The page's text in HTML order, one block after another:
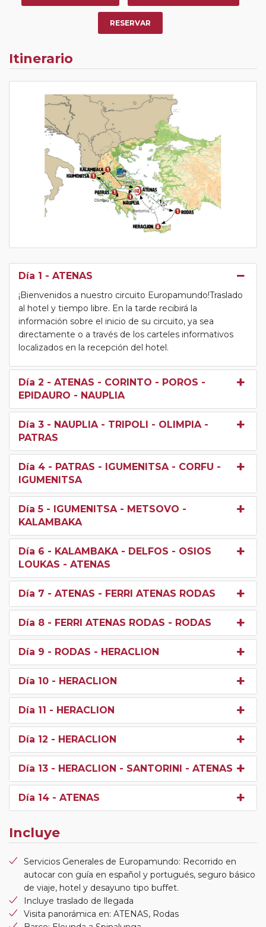
RESERVAR
Itinerario
Día 1 - ATENAS
¡Bienvenidos a nuestro circuito Europamundo!Traslado
al hotel y tiempo libre. En la tarde recibirá la
información sobre el inicio de su circuito, ya sea
directamente o a través de los carteles informativos
localizados en la recepción del hotel.
Día 2 - ATENAS - CORINTO - POROS -
EPIDAURO - NAUPLIA
Día 3 - NAUPLIA - TRIPOLI - OLIMPIA -
PATRAS
Día 4 - PATRAS - IGUMENITSA - CORFU -
IGUMENITSA
Día 5 - IGUMENITSA - METSOVO -
KALAMBAKA
Día 6 - KALAMBAKA - DELFOS - OSIOS
LOUKAS - ATENAS
Día 7 - ATENAS - FERRI ATENAS RODAS
Día 8 - FERRI ATENAS RODAS - RODAS
Día 9 - RODAS - HERACLION
Día 10 - HERACLION
Día 11 - HERACLION
Día 12 - HERACLION
Día 13 - HERACLION - SANTORINI - ATENAS
Día 14 - ATENAS
Incluye
Servicios Generales de Europamundo: Recorrido en
autocar con guía en español y portugués, seguro básico
de viaje, hotel y desayuno tipo buffet.
Incluye traslado de llegada
Visita panorámica en: ATENAS, Rodas